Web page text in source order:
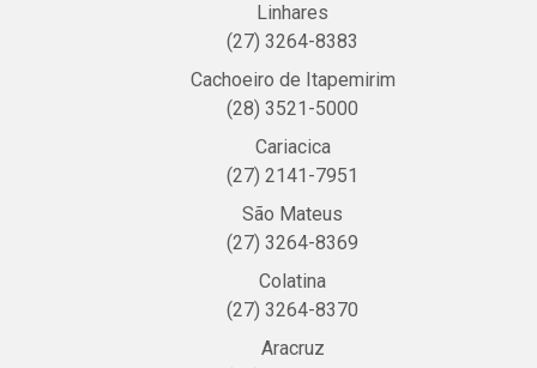
Linhares
(27) 3264-8383
Cachoeiro de Itapemirim
(28) 3521-5000
Cariacica
(27) 2141-7951
São Mateus
(27) 3264-8369
Colatina
(27) 3264-8370
Aracruz